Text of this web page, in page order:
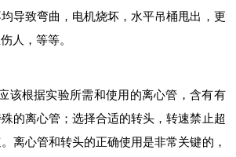
导致弯曲，电机烧坏，水平吊桶甩出，更
人，等等。
该根据实验所需和使用的离心管，含有有
的离心管；选择合适的转头，转速禁止超
离心管和转头的正确使用是非常关键的，